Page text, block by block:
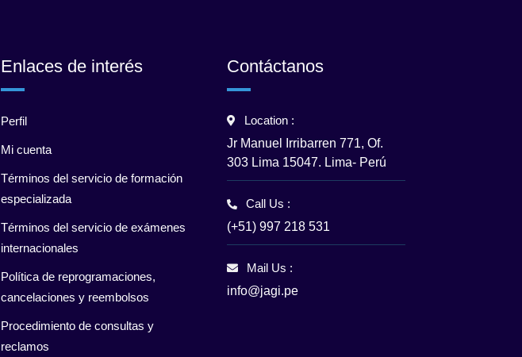
Enlaces de interés
Perfil
Mi cuenta
Términos del servicio de formación
especializada
Términos del servicio de exámenes
internacionales
Política de reprogramaciones,
cancelaciones y reembolsos
Procedimiento de consultas y
reclamos
Contáctanos
Location :
Jr Manuel Irribarren 771, Of.
303 Lima 15047. Lima- Perú
Call Us :
(+51) 997 218 531
Mail Us :
info@jagi.pe